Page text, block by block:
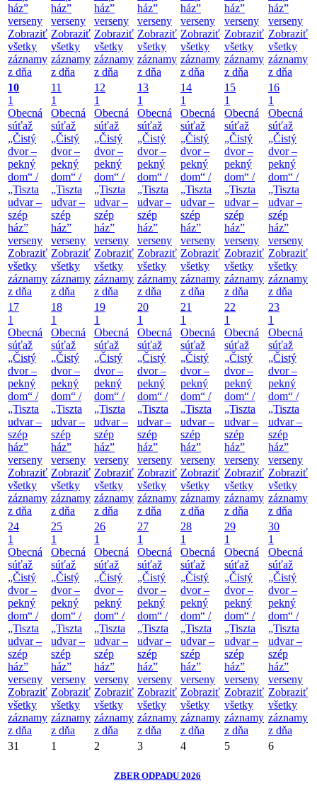
ház”
verseny
Zobraziť
všetky
záznamy
z dňa
ház”
verseny
Zobraziť
všetky
záznamy
z dňa
ház”
verseny
Zobraziť
všetky
záznamy
z dňa
ház”
verseny
Zobraziť
všetky
záznamy
z dňa
ház”
verseny
Zobraziť
všetky
záznamy
z dňa
ház”
verseny
Zobraziť
všetky
záznamy
z dňa
ház”
verseny
Zobraziť
všetky
záznamy
z dňa
10
1
Obecná
súťaž
„Čistý
dvor –
pekný
dom“ /
„Tiszta
udvar –
szép
ház”
verseny
Zobraziť
všetky
záznamy
z dňa
11
1
Obecná
súťaž
„Čistý
dvor –
pekný
dom“ /
„Tiszta
udvar –
szép
ház”
verseny
Zobraziť
všetky
záznamy
z dňa
12
1
Obecná
súťaž
„Čistý
dvor –
pekný
dom“ /
„Tiszta
udvar –
szép
ház”
verseny
Zobraziť
všetky
záznamy
z dňa
13
1
Obecná
súťaž
„Čistý
dvor –
pekný
dom“ /
„Tiszta
udvar –
szép
ház”
verseny
Zobraziť
všetky
záznamy
z dňa
14
1
Obecná
súťaž
„Čistý
dvor –
pekný
dom“ /
„Tiszta
udvar –
szép
ház”
verseny
Zobraziť
všetky
záznamy
z dňa
15
1
Obecná
súťaž
„Čistý
dvor –
pekný
dom“ /
„Tiszta
udvar –
szép
ház”
verseny
Zobraziť
všetky
záznamy
z dňa
16
1
Obecná
súťaž
„Čistý
dvor –
pekný
dom“ /
„Tiszta
udvar –
szép
ház”
verseny
Zobraziť
všetky
záznamy
z dňa
17
1
Obecná
súťaž
„Čistý
dvor –
pekný
dom“ /
„Tiszta
udvar –
szép
ház”
verseny
Zobraziť
všetky
záznamy
z dňa
18
1
Obecná
súťaž
„Čistý
dvor –
pekný
dom“ /
„Tiszta
udvar –
szép
ház”
verseny
Zobraziť
všetky
záznamy
z dňa
19
1
Obecná
súťaž
„Čistý
dvor –
pekný
dom“ /
„Tiszta
udvar –
szép
ház”
verseny
Zobraziť
všetky
záznamy
z dňa
20
1
Obecná
súťaž
„Čistý
dvor –
pekný
dom“ /
„Tiszta
udvar –
szép
ház”
verseny
Zobraziť
všetky
záznamy
z dňa
21
1
Obecná
súťaž
„Čistý
dvor –
pekný
dom“ /
„Tiszta
udvar –
szép
ház”
verseny
Zobraziť
všetky
záznamy
z dňa
22
1
Obecná
súťaž
„Čistý
dvor –
pekný
dom“ /
„Tiszta
udvar –
szép
ház”
verseny
Zobraziť
všetky
záznamy
z dňa
23
1
Obecná
súťaž
„Čistý
dvor –
pekný
dom“ /
„Tiszta
udvar –
szép
ház”
verseny
Zobraziť
všetky
záznamy
z dňa
24
1
Obecná
súťaž
„Čistý
dvor –
pekný
dom“ /
„Tiszta
udvar –
szép
ház”
verseny
Zobraziť
všetky
záznamy
z dňa
25
1
Obecná
súťaž
„Čistý
dvor –
pekný
dom“ /
„Tiszta
udvar –
szép
ház”
verseny
Zobraziť
všetky
záznamy
z dňa
26
1
Obecná
súťaž
„Čistý
dvor –
pekný
dom“ /
„Tiszta
udvar –
szép
ház”
verseny
Zobraziť
všetky
záznamy
z dňa
27
1
Obecná
súťaž
„Čistý
dvor –
pekný
dom“ /
„Tiszta
udvar –
szép
ház”
verseny
Zobraziť
všetky
záznamy
z dňa
28
1
Obecná
súťaž
„Čistý
dvor –
pekný
dom“ /
„Tiszta
udvar –
szép
ház”
verseny
Zobraziť
všetky
záznamy
z dňa
29
1
Obecná
súťaž
„Čistý
dvor –
pekný
dom“ /
„Tiszta
udvar –
szép
ház”
verseny
Zobraziť
všetky
záznamy
z dňa
30
1
Obecná
súťaž
„Čistý
dvor –
pekný
dom“ /
„Tiszta
udvar –
szép
ház”
verseny
Zobraziť
všetky
záznamy
z dňa
31
1 2 3 4 5 6
ZBER ODPADU 2026